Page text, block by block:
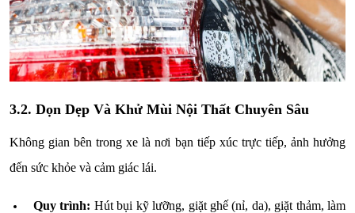
3.2. Dọn Dẹp Và Khử Mùi Nội Thất Chuyên Sâu
Không gian bên trong xe là nơi bạn tiếp xúc trực tiếp, ảnh hưởng
đến sức khỏe và cảm giác lái.
Quy trình: Hút bụi kỹ lưỡng, giặt ghế (nỉ, da), giặt thảm, làm